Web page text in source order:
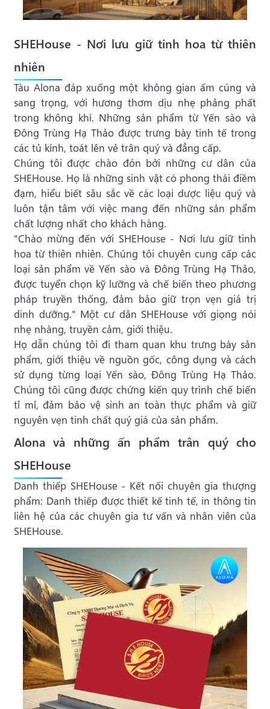
SHEHouse - Nơi lưu giữ tinh hoa từ thiên
nhiên
Tàu Alona đáp xuống một không gian ấm cúng và
sang trọng, với hương thơm dịu nhẹ phảng phất
trong không khí. Những sản phẩm từ Yến sào và
Đông Trùng Hạ Thảo được trưng bày tinh tế trong
các tủ kính, toát lên vẻ trân quý và đẳng cấp.
Chúng tôi được chào đón bởi những cư dân của
SHEHouse. Họ là những sinh vật có phong thái điềm
đạm, hiểu biết sâu sắc về các loại dược liệu quý và
luôn tận tâm với việc mang đến những sản phẩm
chất lượng nhất cho khách hàng.
"Chào mừng đến với SHEHouse - Nơi lưu giữ tinh
hoa từ thiên nhiên. Chúng tôi chuyên cung cấp các
loại sản phẩm về Yến sào và Đông Trùng Hạ Thảo,
được tuyển chọn kỹ lưỡng và chế biến theo phương
pháp truyền thống, đảm bảo giữ trọn vẹn giá trị
dinh dưỡng." Một cư dân SHEHouse với giọng nói
nhẹ nhàng, truyền cảm, giới thiệu.
Họ dẫn chúng tôi đi tham quan khu trưng bày sản
phẩm, giới thiệu về nguồn gốc, công dụng và cách
sử dụng từng loại Yến sào, Đông Trùng Hạ Thảo.
Chúng tôi cũng được chứng kiến quy trình chế biến
tỉ mỉ, đảm bảo vệ sinh an toàn thực phẩm và giữ
nguyên vẹn tinh chất quý giá của sản phẩm.
Alona và những ấn phẩm trân quý cho
SHEHouse
Danh thiếp SHEHouse - Kết nối chuyên gia thượng
phẩm: Danh thiếp được thiết kế tinh tế, in thông tin
liên hệ của các chuyên gia tư vấn và nhân viên của
SHEHouse.